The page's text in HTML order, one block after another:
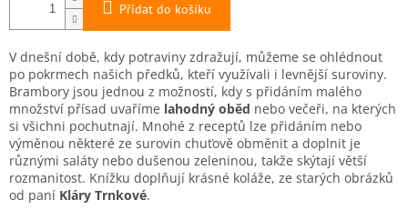
Přidat do košíku
V dnešní době, kdy potraviny zdražují, můžeme se ohlédnout
po pokrmech našich předků, kteří využívali i levnější suroviny.
Brambory jsou jednou z možností, kdy s přidáním malého
množství přísad uvaříme lahodný oběd nebo večeři, na kterých
si všichni pochutnají. Mnohé z receptů lze přidáním nebo
výměnou některé ze surovin chuťově obměnit a doplnit je
různými saláty nebo dušenou zeleninou, takže skýtají větší
rozmanitost. Knížku doplňují krásné koláže, ze starých obrázků
od paní Kláry Trnkové.